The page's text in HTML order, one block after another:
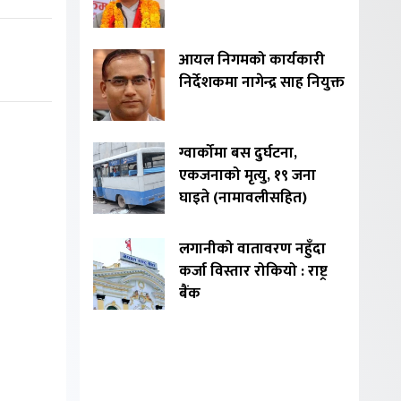
आयल निगमको कार्यकारी
निर्देशकमा नागेन्द्र साह नियुक्त
ग्वार्कोमा बस दुर्घटना,
एकजनाको मृत्यु, १९ जना
घाइते (नामावलीसहित)
लगानीको वातावरण नहुँदा
कर्जा विस्तार रोकियो : राष्ट्र
बैंक